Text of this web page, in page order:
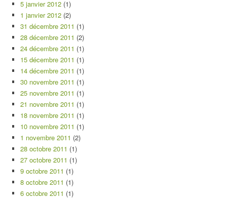
5 janvier 2012 (1)
1 janvier 2012 (2)
31 décembre 2011 (1)
28 décembre 2011 (2)
24 décembre 2011 (1)
15 décembre 2011 (1)
14 décembre 2011 (1)
30 novembre 2011 (1)
25 novembre 2011 (1)
21 novembre 2011 (1)
18 novembre 2011 (1)
10 novembre 2011 (1)
1 novembre 2011 (2)
28 octobre 2011 (1)
27 octobre 2011 (1)
9 octobre 2011 (1)
8 octobre 2011 (1)
6 octobre 2011 (1)